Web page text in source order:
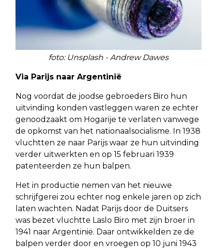
foto: Unsplash - Andrew Dawes
Via Parijs naar Argentinië
Nog voordat de joodse gebroeders Biro hun
uitvinding konden vastleggen waren ze echter
genoodzaakt om Hogarije te verlaten vanwege
de opkomst van het nationaalsocialisme. In 1938
vluchtten ze naar Parijs waar ze hun uitvinding
verder uitwerkten en op 15 februari 1939
patenteerden ze hun balpen.
Het in productie nemen van het nieuwe
schrijfgerei zou echter nog enkele jaren op zich
laten wachten. Nadat Parijs door de Duitsers
was bezet vluchtte Laslo Biro met zijn broer in
1941 naar Argentinië. Daar ontwikkelden ze de
balpen verder door en vroegen op 10 juni 1943